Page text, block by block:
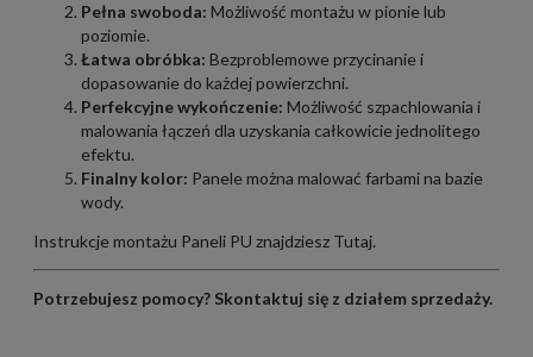
Pełna swoboda: Możliwość montażu w pionie lub
poziomie.
Łatwa obróbka: Bezproblemowe przycinanie i
dopasowanie do każdej powierzchni.
Perfekcyjne wykończenie: Możliwość szpachlowania i
malowania łączeń dla uzyskania całkowicie jednolitego
efektu.
Finalny kolor: Panele można malować farbami na bazie
wody.
Instrukcje montażu Paneli PU znajdziesz Tutaj.
Potrzebujesz pomocy? Skontaktuj się z działem sprzedaży.